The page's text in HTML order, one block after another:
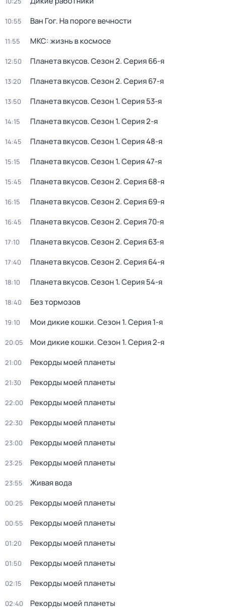
10:55 Ван Гог. На пороге вечности
11:55 МКС: жизнь в космосе
12:50 Планета вкусов. Сезон 2. Серия 66-я
13:20 Планета вкусов. Сезон 2. Серия 67-я
13:50 Планета вкусов. Сезон 1. Серия 53-я
14:15 Планета вкусов. Сезон 1. Серия 2-я
14:45 Планета вкусов. Сезон 1. Серия 48-я
15:15 Планета вкусов. Сезон 1. Серия 47-я
15:45 Планета вкусов. Сезон 2. Серия 68-я
16:15 Планета вкусов. Сезон 2. Серия 69-я
16:45 Планета вкусов. Сезон 2. Серия 70-я
17:10 Планета вкусов. Сезон 2. Серия 63-я
17:40 Планета вкусов. Сезон 2. Серия 64-я
18:10 Планета вкусов. Сезон 1. Серия 54-я
18:40 Без тормозов
19:10 Мои дикие кошки. Сезон 1. Серия 1-я
20:05 Мои дикие кошки. Сезон 1. Серия 2-я
21:00 Рекорды моей планеты
21:30 Рекорды моей планеты
22:00 Рекорды моей планеты
22:30 Рекорды моей планеты
23:00 Рекорды моей планеты
23:25 Рекорды моей планеты
23:55 Живая вода
00:25 Рекорды моей планеты
00:55 Рекорды моей планеты
01:20 Рекорды моей планеты
01:50 Рекорды моей планеты
02:15 Рекорды моей планеты
02:40 Рекорды моей планеты